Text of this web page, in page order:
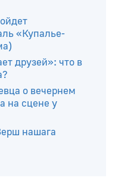
«Купалье-
друзей»: что в
о вечернем
на сцене у
нашага